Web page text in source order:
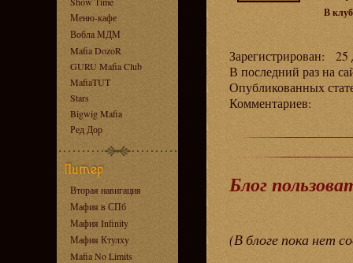
Меню-кафе
Вобла МДМ
Mafia DozoR
GURU Mafia Club
MafiaTUT
Stars
Bigwig Mafia
Ред Дор
Вторая навигация
Мафия в СПб
Мафия Infinity
Мафия Ктулху
Mafia No Limits
В
Зарегистрирован: 25
В последний раз на
Опубликованных
Комментариев:
Блог
(В блоге пока нет